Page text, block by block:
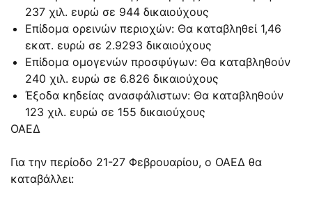
237 χιλ. ευρώ σε 944 δικαιούχους
Επίδομα ορεινών περιοχών: Θα καταβληθεί 1,46
εκατ. ευρώ σε 2.9293 δικαιούχους
Επίδομα ομογενών προσφύγων: Θα καταβληθούν
240 χιλ. ευρώ σε 6.826 δικαιούχους
Έξοδα κηδείας ανασφάλιστων: Θα καταβληθούν
123 χιλ. ευρώ σε 155 δικαιούχους
ΟΑΕΔ
Για την περίοδο 21-27 Φεβρουαρίου, ο ΟΑΕΔ θα
καταβάλλει: